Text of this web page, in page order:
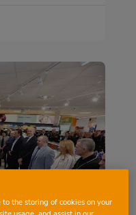
the storing of cookies on your